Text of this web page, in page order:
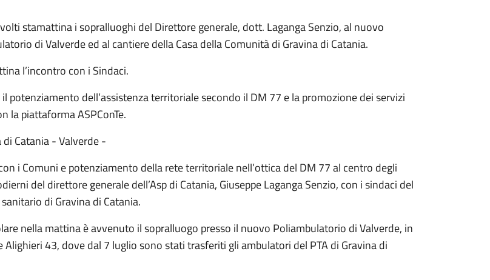
stamattina i sopralluoghi del Direttore generale, dott. Laganga Senzio, al nuovo
di Valverde ed al cantiere della Casa della Comunità di Gravina di Catania.
l’incontro con i Sindaci.
potenziamento dell’assistenza territoriale secondo il DM 77 e la promozione dei servizi
la piattaforma ASPConTe.
di Catania - Valverde -
i Comuni e potenziamento della rete territoriale nell’ottica del DM 77 al centro degli
del direttore generale dell’Asp di Catania, Giuseppe Laganga Senzio, con i sindaci del
di Gravina di Catania.
nella mattina è avvenuto il sopralluogo presso il nuovo Poliambulatorio di Valverde, in
Alighieri 43, dove dal 7 luglio sono stati trasferiti gli ambulatori del PTA di Gravina di